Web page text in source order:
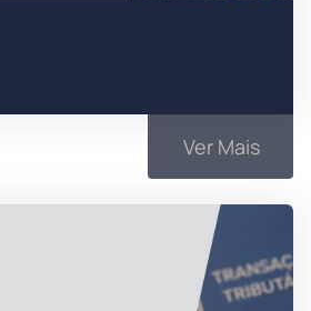
Ver Mais